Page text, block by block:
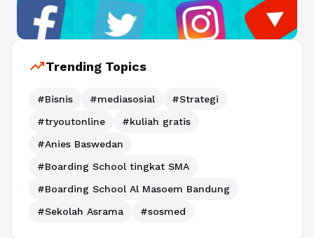
trending_upTrending Topics
#Bisnis #mediasosial
#Strategi
#tryoutonline
#kuliah gratis
#Anies Baswedan
#Boarding School tingkat SMA
#Boarding School Al Masoem Bandung
#Sekolah Asrama
#sosmed